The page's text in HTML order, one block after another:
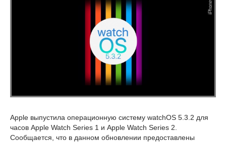
Apple выпустила операционную систему watchOS 5.3.2 для
часов Apple Watch Series 1 и Apple Watch Series 2.
Сообщается, что в данном обновлении предоставлены